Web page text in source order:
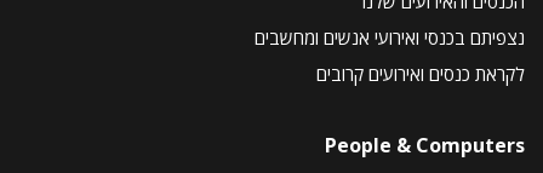
נצפיתם בכנסי ואירועי אנשים ומחשבים
לקראת כנסים ואירועים קרובים
People & Computers